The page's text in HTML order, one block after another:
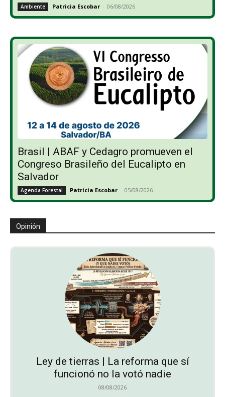
Ambiente Patricia Escobar - 06/08/2026
Brasil | ABAF y Cedagro promueven el
Congreso Brasileño del Eucalipto en
Salvador
Agenda Forestal Patricia Escobar - 05/08/2026
Opinión
Ley de tierras | La reforma que sí
funcionó no la votó nadie
08/08/2026